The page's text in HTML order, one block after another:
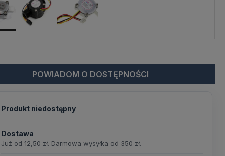
POWIADOM O DOSTĘPNOŚCI
Produkt niedostępny
Dostawa
Już od 12,50 zł. Darmowa wysyłka od 350 zł.